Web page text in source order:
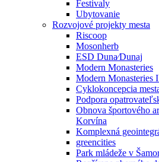
Festivaly
Ubytovanie
Rozvojové projekty mesta
Riscoop
Mosonherb
ESD Duna⁄Dunaj
Modern Monasteries
Modern Monasteries
Cyklokoncepcia
Podpora
Obnova športového
Korvína
Komplexná
greencities
Park mládeže v